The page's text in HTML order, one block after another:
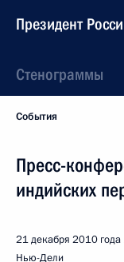
Президент
Стенограммы
События
Пресс-
индийских
21 декабря 2010 года
Нью-Дели